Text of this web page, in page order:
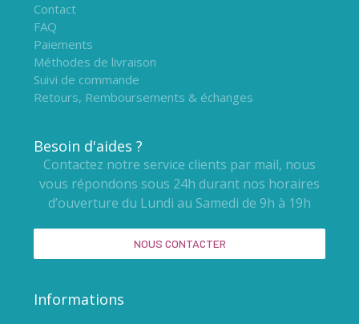
Contact
FAQ
Paiements
Méthodes de livraison
Suivi de commande
Retours, Remboursements & échanges
Besoin d'aides ?
Contactez notre service clients par mail, nous
vous répondons sous 24h durant nos horaires
d’ouverture du Lundi au Samedi de 9h à 19h
NOUS CONTACTER
Informations